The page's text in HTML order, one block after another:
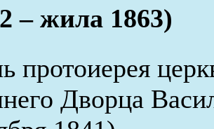
– жила 1863)
протоиерея
Дворца